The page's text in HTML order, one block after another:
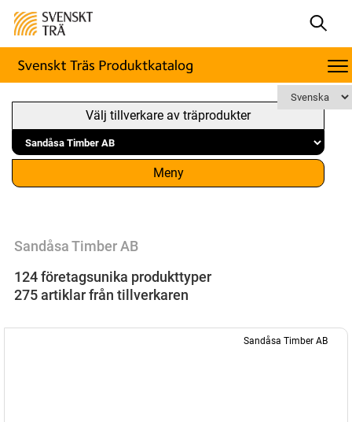
Välj tillverkare av träprodukter
Meny
Sandåsa Timber AB
124 företagsunika produkttyper
275 artiklar från tillverkaren
Sandåsa Timber AB